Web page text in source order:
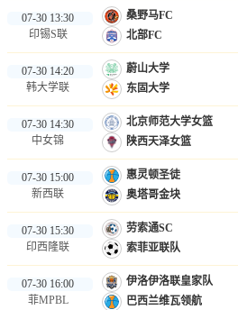
07-30 13:30
印锡S联
桑野马FC
北部FC
07-30 14:20
韩大学联
蔚山大学
东固大学
07-30 14:30
中女锦
北京师范大学女篮
陕西天泽女篮
07-30 15:00
新西联
惠灵顿圣徒
奥塔哥金块
07-30 15:30
印西隆联
劳索通SC
索菲亚联队
07-30 16:00
菲MPBL
伊洛伊洛联皇家队
巴西兰维瓦领航